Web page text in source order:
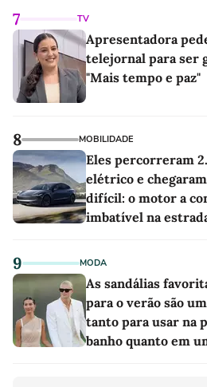
7 TV
Apresentadora
telejornal para ser
"Mais tempo e paz"
8 MOBILIDADE
Eles percorreram
elétrico e
difícil: o motor a
imbatível na
9 MODA
As sandálias
para o verão são
tanto para usar na
banho quanto em